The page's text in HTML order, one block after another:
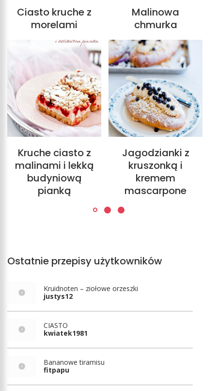
Ciasto kruche z
morelami
Kruche ciasto z
malinami i lekką
budyniową
pianką
Malinowa
chmurka
Jagodzianki z
kruszonką i
kremem
mascarpone
Ostatnie przepisy użytkowników
Kruidnoten – ziołowe orzeszki
justys12
CIASTO
kwiatek1981
Bananowe tiramisu
fitpapu